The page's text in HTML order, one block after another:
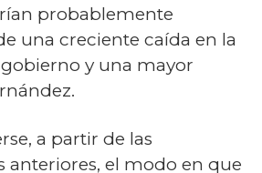
probablemente
una creciente caída en la
y una mayor
a partir de las
anteriores, el modo en que